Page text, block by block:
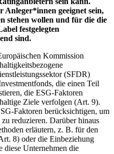
Anleger*innen geeignet sein,
stehen wollen und für die die
festgelegten
sind.
Kommission
(SFDR)
die einen Teil
die ESG-Faktoren
Ziele verfolgen (Art. 9).
Faktoren berücksichtigen, um
reduzieren. Darüber hinaus
erläutern, z. B. für den
8) oder die Einbeziehung
diese Unternehmen die